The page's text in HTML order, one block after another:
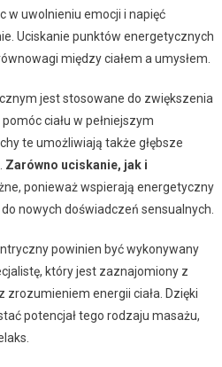
w uwolnieniu emocji i napięć
Uciskanie punktów energetycznych
między ciałem a umysłem.
jest stosowane do zwiększenia
ciału w pełniejszym
te umożliwiają także głębsze
Zarówno uciskanie, jak i
ponieważ wspierają energetyczny
nowych doświadczeń sensualnych.
powinien być wykonywany
który jest zaznajomiony z
energii ciała. Dzięki
potencjał tego rodzaju masażu,